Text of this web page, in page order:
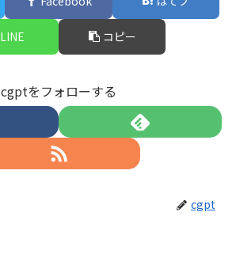
LINE コピー
cgptをフォローする
cgpt